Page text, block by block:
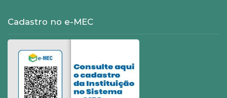
Cadastro no e-MEC